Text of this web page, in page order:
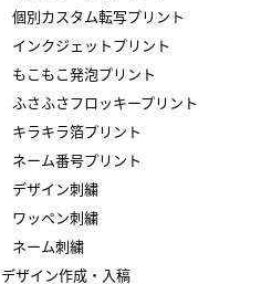
個別カスタム転写プリント
インクジェットプリント
もこもこ発泡プリント
ふさふさフロッキープリント
キラキラ箔プリント
ネーム番号プリント
デザイン刺繍
ワッペン刺繍
ネーム刺繍
デザイン作成・入稿